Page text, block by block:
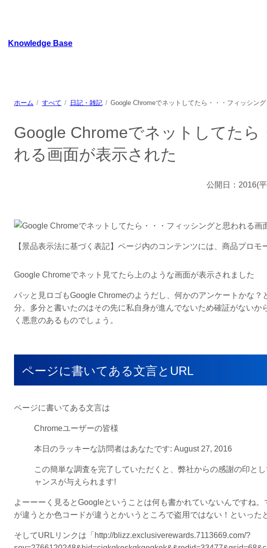
スKnowledge Base
ホーム すべて 日記・雑記 Google Chromeでネットしてたら・・・フィッシン
Google Chromeでネットしてた
れる画面が表示された
公開日： 2016(
【景品表示法に基づく表記】ページ内のコンテンツには、商品プロモ
Google Chromeでネット見てたら上のような画面が表示されました
パッと見ロゴもGoogle Chromeのようだし、何かのアンケートかな
分。多分と書いたのはその先に私自身が進んでないため確証がない
く悪意のあるものでしょう。
ページに書いてある文言とURL
ページに書いてある文言は
Chromeユーザーの皆様
本日のラッキーな訪問者はあなたです: August 27, 2016
この簡単な調査を完了していただくと、弊社からの感謝の印と
ャンスが与えられます!
よーーーく見るとGoogleということは何も書かれていないんですね
が違うとか色コードが違うとかいうところで盗用ではない！といった
そしてURLリンクは「http://blizz.exclusiverewards.7113669.com/?